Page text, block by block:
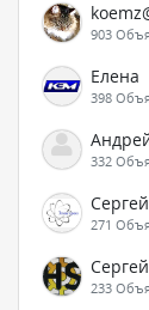
903
Елена
398
332
Сергей
271
Сергей
233